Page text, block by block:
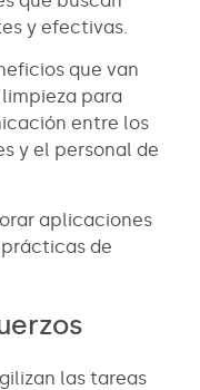
y efectivas.
que van
para
entre los
y el personal de
aplicaciones
de
las tareas